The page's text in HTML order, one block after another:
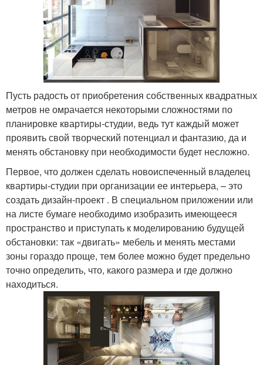
Пусть радость от приобретения собственных квадратных
метров не омрачается некоторыми сложностями по
планировке квартиры-студии, ведь тут каждый может
проявить свой творческий потенциал и фантазию, да и
менять обстановку при необходимости будет несложно.
Первое, что должен сделать новоиспеченный владелец
квартиры-студии при организации ее интерьера, – это
создать дизайн-проект . В специальном приложении или
на листе бумаге необходимо изобразить имеющееся
пространство и приступать к моделированию будущей
обстановки: так «двигать» мебель и менять местами
зоны гораздо проще, тем более можно будет предельно
точно определить, что, какого размера и где должно
находиться.